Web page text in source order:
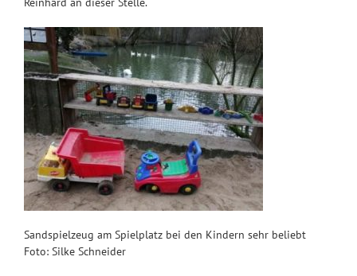
Sandspielzeug am Spielplatz bei den Kindern sehr beliebt
Foto: Silke Schneider